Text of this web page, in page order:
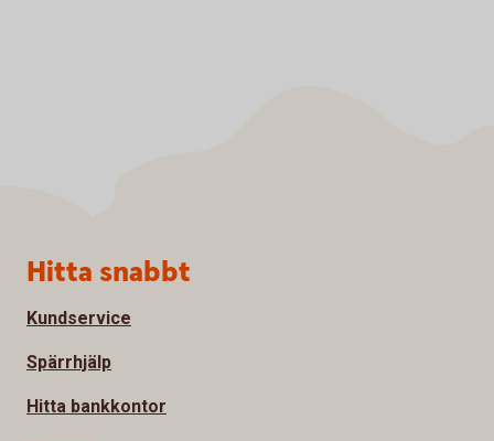
Sidfot
Hitta snabbt
Kundservice
Spärrhjälp
Hitta bankkontor